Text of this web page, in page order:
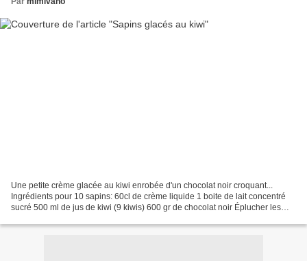
Une petite crème glacée au kiwi enrobée d'un chocolat noir croquant...
Ingrédients pour 10 sapins: 60cl de crème liquide 1 boite de lait concentré
sucré 500 ml de jus de kiwi (9 kiwis) 600 gr de chocolat noir Éplucher les